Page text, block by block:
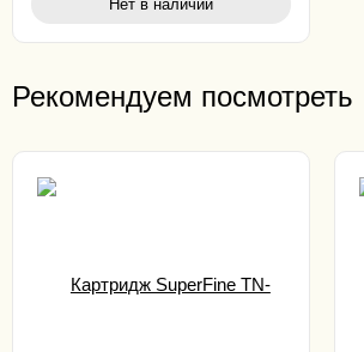
Нет в наличии
Рекомендуем посмотреть